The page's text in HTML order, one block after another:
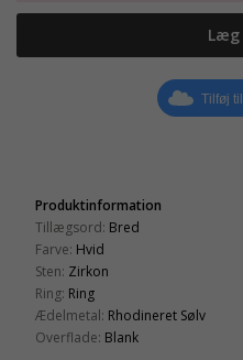
Læg
Tilføj
Produktinformation
Tillægsord: Bred
Farve: Hvid
Sten: Zirkon
Ring: Ring
Ædelmetal: Rhodineret Sølv
Overflade: Blank